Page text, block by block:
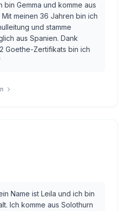
bin Gemma und komme aus
Mit meinen 36 Jahren bin ich
und stamme
aus Spanien. Dank
Goethe-Zertifikats bin ich
Name ist Leila und ich bin
Ich komme aus Solothurn